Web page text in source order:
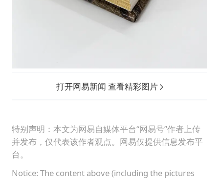
打开网易新闻 查看精彩图片
特别声明：本文为网易自媒体平台“网易号”作者上传
并发布，仅代表该作者观点。网易仅提供信息发布平
台。
Notice: The content above (including the pictures